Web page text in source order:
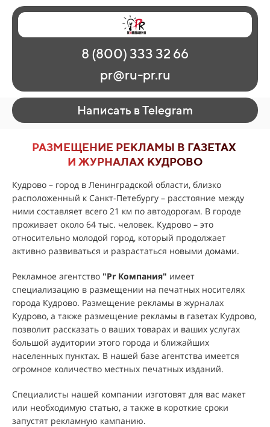
Главная
Наши работы
О рекламе
Регионы
Контакты
8 (800) 333 32 66
pr@ru-pr.ru
Написать в Telegram
РАЗМЕЩЕНИЕ РЕКЛАМЫ В ГАЗЕТАХ
И ЖУРНАЛАХ КУДРОВО
Кудрово – город в Ленинградской области, близко
расположенный к Санкт-Петебургу – расстояние между
ними составляет всего 21 км по автодорогам. В городе
проживает около 64 тыс. человек. Кудрово – это
относительно молодой город, который продолжает
активно развиваться и разрастаться новыми домами.
Рекламное агентство "Pr Компания" имеет
специализацию в размещении на печатных носителях
города Кудрово. Размещение рекламы в журналах
Кудрово, а также размещение рекламы в газетах Кудрово,
позволит рассказать о ваших товарах и ваших услугах
большой аудитории этого города и ближайших
населенных пунктах. В нашей базе агентства имеется
огромное количество местных печатных изданий.
Специалисты нашей компании изготовят для вас макет
или необходимую статью, а также в короткие сроки
запустят рекламную кампанию.